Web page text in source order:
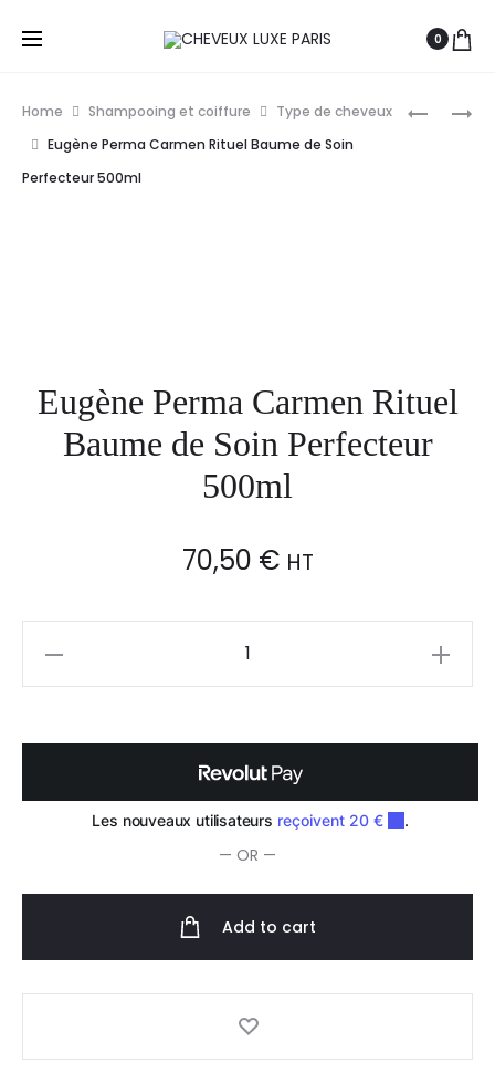
0
EUGENE
EUGENE
Home Shampooing et coiffure
Type de cheveux
Eugène Perma Carmen Rituel Baume de Soin
Perfecteur 500ml
Eugène Perma Carmen Rituel
Baume de Soin Perfecteur
500ml
70,50 € HT
de
500ml
— OR —
Add to cart